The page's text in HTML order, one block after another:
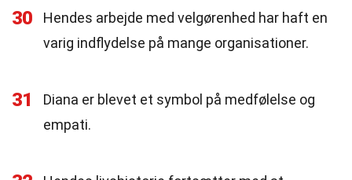
30
Hendes arbejde med velgørenhed har haft en
varig indflydelse på mange organisationer.
31
Diana er blevet et symbol på medfølelse og
empati.